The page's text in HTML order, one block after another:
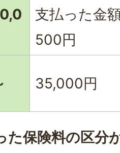
支払った金
500円
35,000円
た保険料の区分